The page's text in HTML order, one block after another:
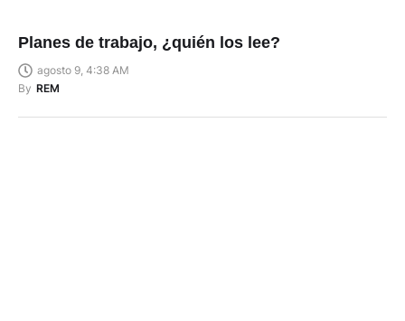
Planes de trabajo, ¿quién los lee?
agosto 9, 4:38 AM
By REM